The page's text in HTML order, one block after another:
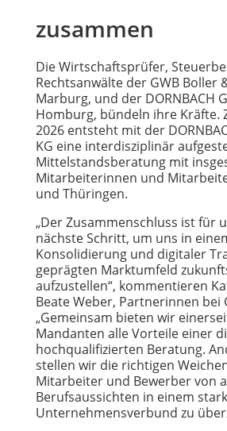
zusammen
Die Wirtschaftsprüfer,
Rechtsanwälte der GWB Boller
Marburg, und der DORNBACH
Homburg, bündeln ihre Kräfte.
2026 entsteht mit der
KG eine interdisziplinär
Mittelstandsberatung mit
Mitarbeiterinnen und
und Thüringen.
„Der Zusammenschluss ist für
nächste Schritt, um uns in
Konsolidierung und digitaler
geprägten Marktumfeld
aufzustellen“, kommentieren
Beate Weber, Partnerinnen bei
„Gemeinsam bieten wir
Mandanten alle Vorteile einer
hochqualifizierten Beratung.
stellen wir die richtigen
Mitarbeiter und Bewerber von
Berufsaussichten in einem
Unternehmensverbund zu